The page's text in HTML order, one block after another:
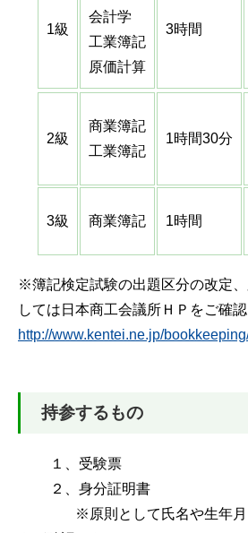
1級
会計学
工業簿記
原価計算
3時間
2級
商業簿記
工業簿記
1時間30分
3級 商業簿記 1時間
※簿記検定試験の出題区分の改定
しては日本商工会議所ＨＰをご確認
http://www.kentei.ne.jp/
持参するもの
１、受験票
２、身分証明書
※原則として氏名や生年月日